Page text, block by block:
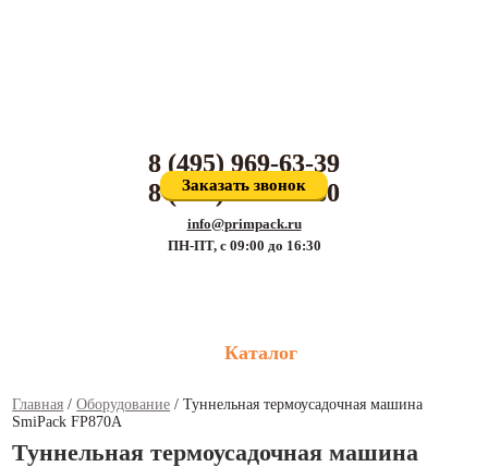
Каталог
Главная /Оборудование /Туннельная термоусадочная машина
SmiPack FP870A
Туннельная термоусадочная машина
8 (495) 969-63-39
8 (800) 707-81-80
Заказать звонок
info@primpack.ru
ПН-ПТ, с 09:00 до 16:30